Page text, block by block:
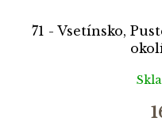
71 - Vsetínsko,